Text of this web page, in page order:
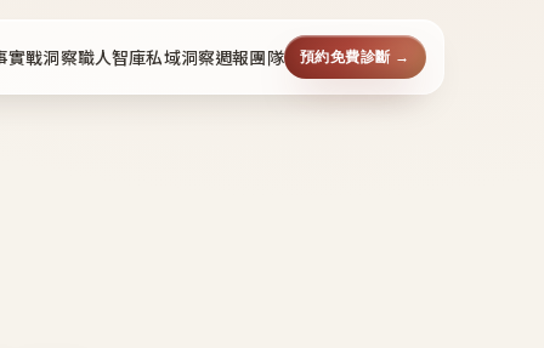
實戰洞察職人智庫私域洞察週報團隊 預約免費診斷 →